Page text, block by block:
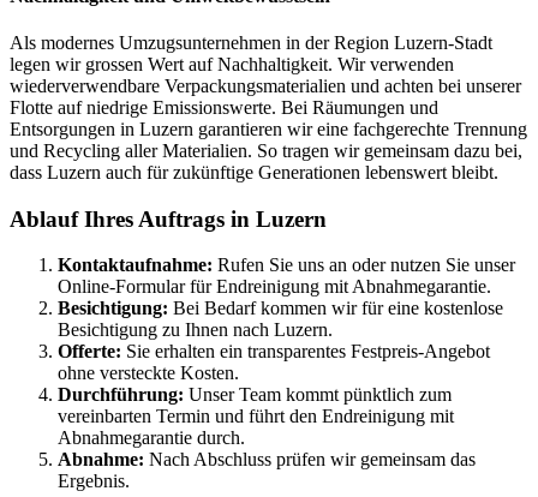
Als modernes Umzugsunternehmen in der Region Luzern-Stadt
legen wir grossen Wert auf Nachhaltigkeit. Wir verwenden
wiederverwendbare Verpackungsmaterialien und achten bei unserer
Flotte auf niedrige Emissionswerte. Bei Räumungen und
Entsorgungen in Luzern garantieren wir eine fachgerechte Trennung
und Recycling aller Materialien. So tragen wir gemeinsam dazu bei,
dass Luzern auch für zukünftige Generationen lebenswert bleibt.
Ablauf Ihres Auftrags in Luzern
Kontaktaufnahme: Rufen Sie uns an oder nutzen Sie unser
Online-Formular für Endreinigung mit Abnahmegarantie.
Besichtigung: Bei Bedarf kommen wir für eine kostenlose
Besichtigung zu Ihnen nach Luzern.
Offerte: Sie erhalten ein transparentes Festpreis-Angebot
ohne versteckte Kosten.
Durchführung: Unser Team kommt pünktlich zum
vereinbarten Termin und führt den Endreinigung mit
Abnahmegarantie durch.
Abnahme: Nach Abschluss prüfen wir gemeinsam das
Ergebnis.